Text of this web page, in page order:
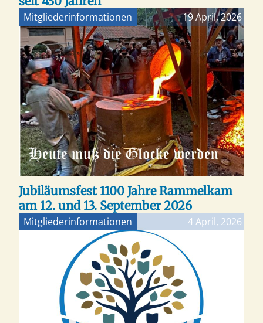
Mitgliederinformationen 19 April, 2026
Jubiläumsfest 1100 Jahre Rammelkam
am 12. und 13. September 2026
Mitgliederinformationen 4 April, 2026